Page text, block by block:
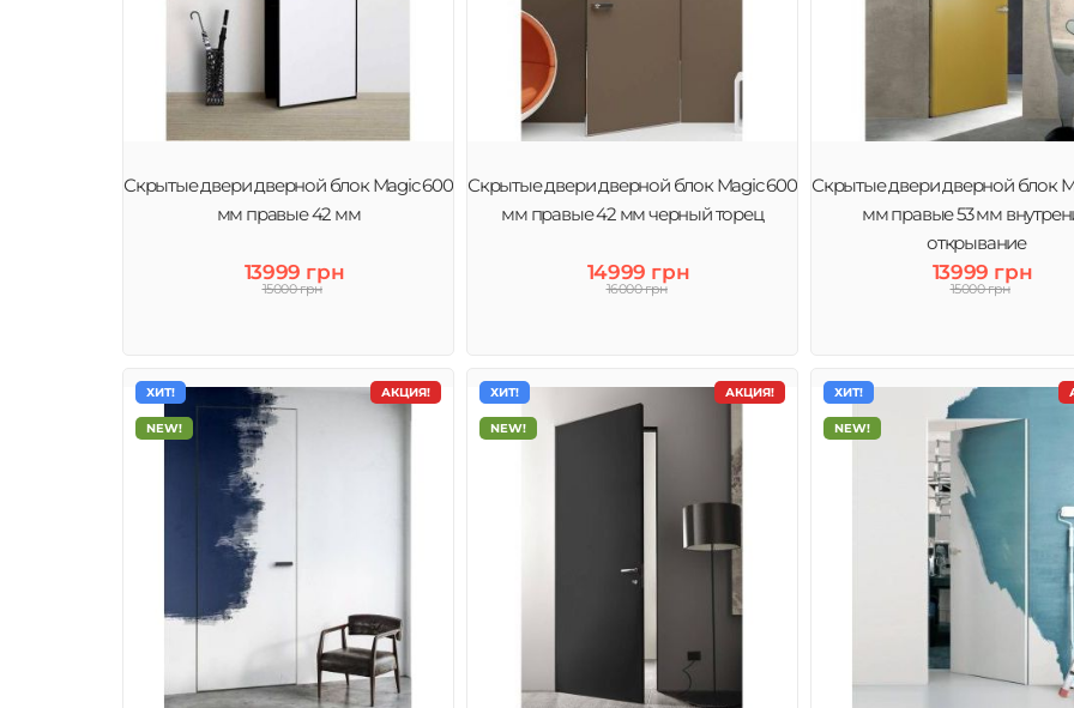
Скрытые двери дверной блок Magic 600
мм правые 42 мм
13999 грн
15000 грн
Скрытые двери дверной блок Magic 600
мм правые 42 мм черный торец
14999 грн
16000 грн
Скрытые двери дверной блок
мм правые 53 мм
открывание
13999 грн
15000 грн
АКЦИЯ!
ХИТ!
NEW!
АКЦИЯ!
ХИТ!
NEW!
ХИТ!
NEW!